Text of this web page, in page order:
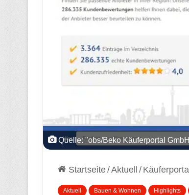
Quelle: "obs/Beko Käuferportal
Startseite/Aktuell /
Aktuell Bauen & Wohnen Highlights